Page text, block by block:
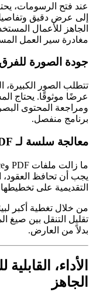
عند فتح الرسومات،
إلى عرض دقيق
الجاهز للأعمال
مغادرة سير العمل
جودة الصورة للفرق
تتطلب الصور
عرضًا موثوقًا. يحتاج
ومراجعة المحتوى
برنامج منفصل.
معالجة سلسة لـ PDF وOffice
يجب أن تحافظ العقود،
التقديمية على
تقليل التنقل بين صيغ
بدلاً من العارض.
الأداء،
الجاهز